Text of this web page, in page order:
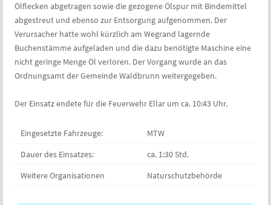
Ölflecken abgetragen sowie die gezogene Ölspur mit Bindemittel
abgestreut und ebenso zur Entsorgung aufgenommen. Der
Verursacher hatte wohl kürzlich am Wegrand lagernde
Buchenstämme aufgeladen und die dazu benötigte Maschine eine
nicht geringe Menge Öl verloren. Der Vorgang wurde an das
Ordnungsamt der Gemeinde Waldbrunn weitergegeben.
Der Einsatz endete für die Feuerwehr Ellar um ca. 10:43 Uhr.
Eingesetzte Fahrzeuge:
MTW
Dauer des Einsatzes:
ca. 1:30 Std.
Weitere Organisationen
Naturschutzbehörde